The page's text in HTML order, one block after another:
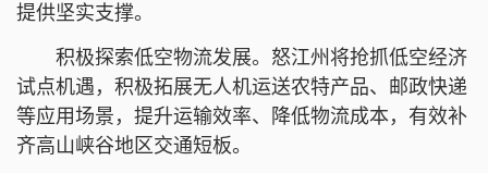
提供坚实支撑。
积极探索低空物流发展。怒江州将抢抓低空经济
试点机遇，积极拓展无人机运送农特产品、邮政快递
等应用场景，提升运输效率、降低物流成本，有效补
齐高山峡谷地区交通短板。